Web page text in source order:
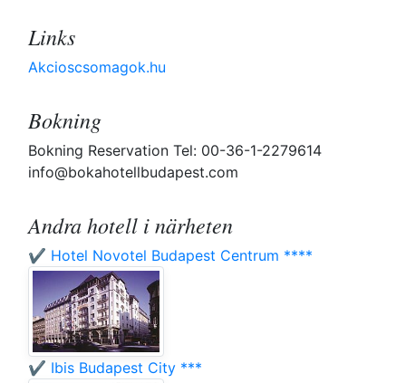
Links
Akcioscsomagok.hu
Bokning
Bokning Reservation Tel: 00-36-1-2279614
info@bokahotellbudapest.com
Andra hotell i närheten
✔️ Hotel Novotel Budapest Centrum ****
✔️ Ibis Budapest City ***